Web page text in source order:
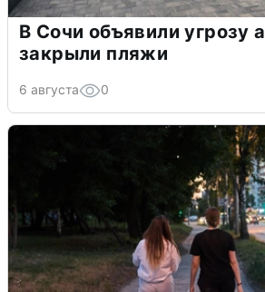
В Сочи объявили угрозу
закрыли пляжи
6 августа 0